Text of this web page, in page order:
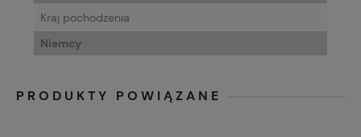
Kraj pochodzenia
Niemcy
PRODUKTY POWIĄZANE